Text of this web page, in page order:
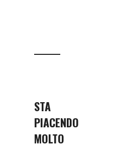
STA
PIACENDO
MOLTO